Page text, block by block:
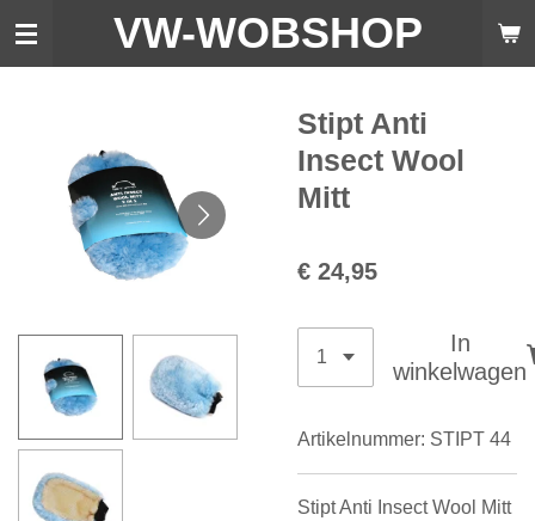
Ga
VW-WOBSHOP
Stipt Anti
Insect Wool
Mitt
€ 24,95
In
winkelwagen
Artikelnummer: STIPT 44
Stipt Anti Insect Wool Mitt